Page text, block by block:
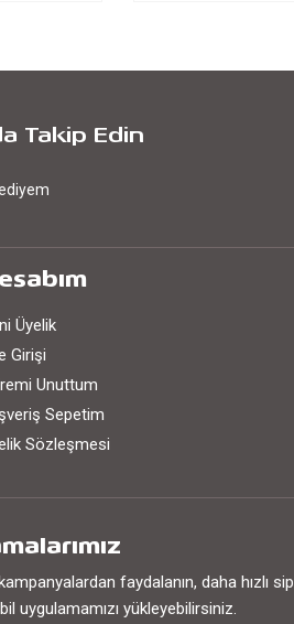
Takip Edin
Üyelik
Girişi
Unuttum
Sepetim
Sözleşmesi
faydalanın, daha hızlı
uygulamamızı yükleyebilirsiniz.